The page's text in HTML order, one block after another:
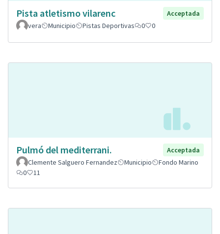
Pista atletismo vilarenc
Acceptada
vera
Municipio Pistas Deportivas 0 0
Pulmó del mediterrani.
Acceptada
Clemente Salguero Fernandez
Municipio
Fondo Marino
0
11